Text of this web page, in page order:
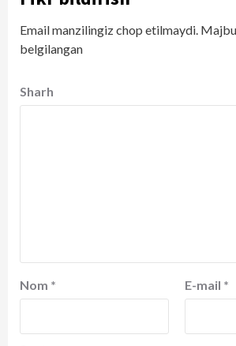
Email manzilingiz chop etilmaydi.
belgilangan
Sharh
Nom * E-mail *